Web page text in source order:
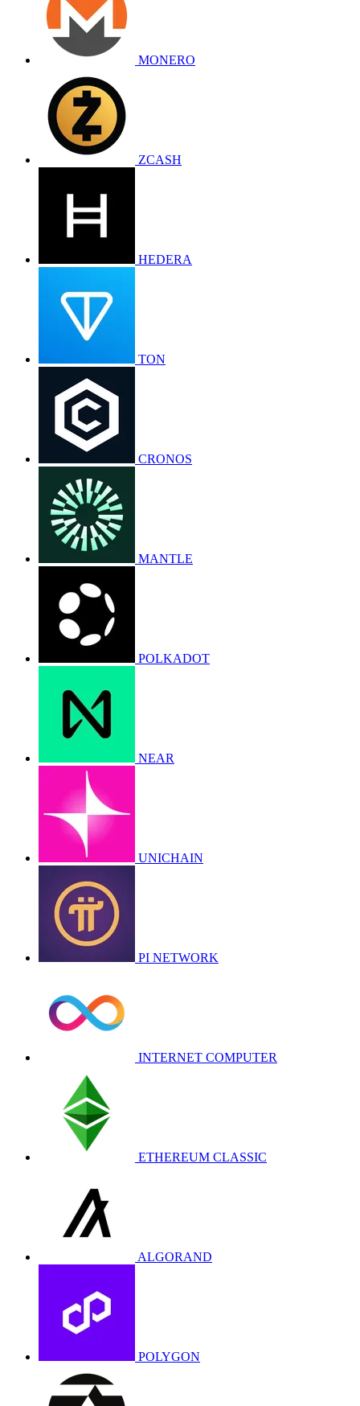
MONERO
ZCASH
HEDERA
TON
CRONOS
MANTLE
POLKADOT
NEAR
UNICHAIN
PI NETWORK
INTERNET COMPUTER
ETHEREUM CLASSIC
ALGORAND
POLYGON